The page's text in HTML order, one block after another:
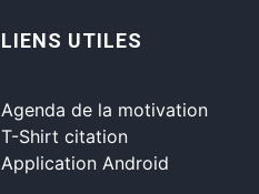
LIENS UTILES
Agenda de la motivation
T-Shirt citation
Application Android